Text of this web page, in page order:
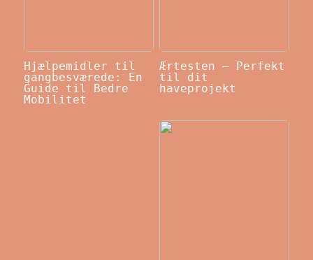
Hjælpemidler til
gangbesværede: En
Guide til Bedre
Mobilitet
Ærtesten – Perfekt
til dit
haveprojekt